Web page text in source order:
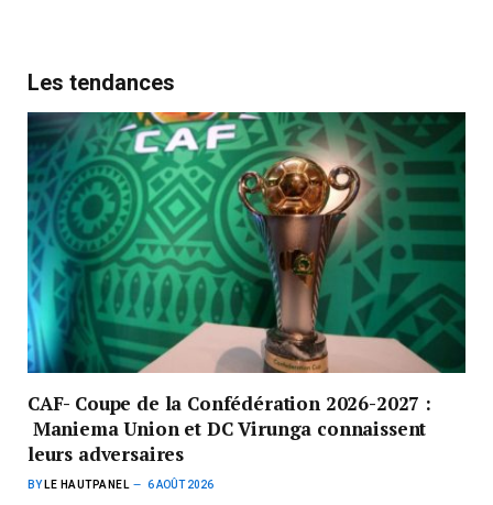
Les tendances
CAF- Coupe de la Confédération 2026-2027 :
Maniema Union et DC Virunga connaissent
leurs adversaires
BY LE HAUTPANEL 6 AOÛT 2026